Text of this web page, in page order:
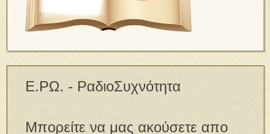
Ε.ΡΩ. - ΡαδιοΣυχνότητα
Μπορείτε να μας ακούσετε απο